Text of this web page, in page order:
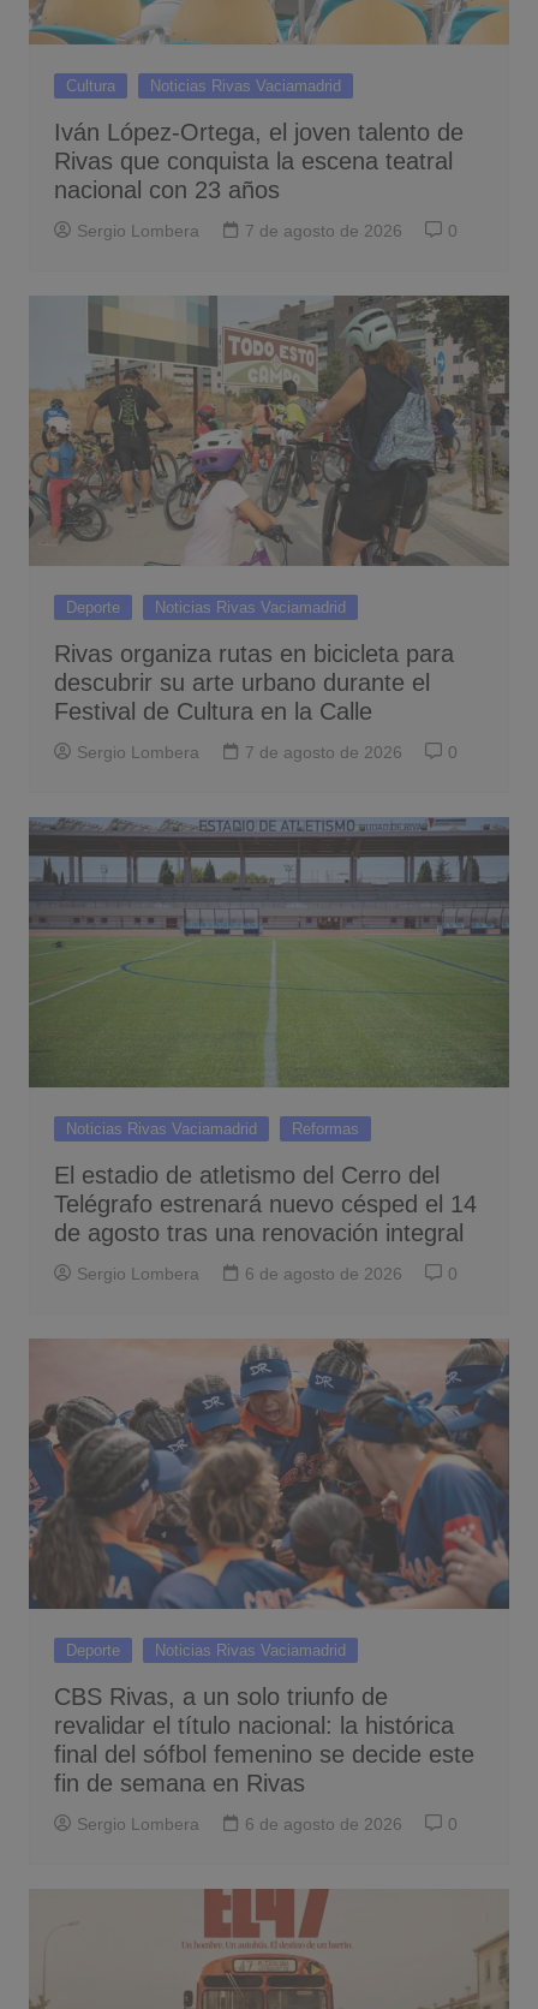
Cultura Noticias Rivas Vaciamadrid
Iván López-Ortega, el joven talento de
Rivas que conquista la escena teatral
nacional con 23 años
Sergio Lombera 7 de agosto de 2026 0
Deporte Noticias Rivas Vaciamadrid
Rivas organiza rutas en bicicleta para
descubrir su arte urbano durante el
Festival de Cultura en la Calle
Sergio Lombera 7 de agosto de 2026 0
Noticias Rivas Vaciamadrid Reformas
El estadio de atletismo del Cerro del
Telégrafo estrenará nuevo césped el 14
de agosto tras una renovación integral
Sergio Lombera 6 de agosto de 2026 0
Deporte Noticias Rivas Vaciamadrid
CBS Rivas, a un solo triunfo de
revalidar el título nacional: la histórica
final del sófbol femenino se decide este
fin de semana en Rivas
Sergio Lombera 6 de agosto de 2026 0